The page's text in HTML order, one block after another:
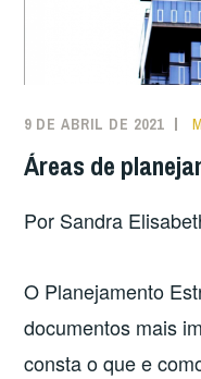
9 DE ABRIL DE 2021
Áreas de
Por Sandra
O Planejamento
documentos mais
consta o que e